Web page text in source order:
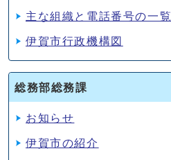
主な組織と電話番号の一覧
伊賀市行政機構図
総務部総務課
お知らせ
伊賀市の紹介